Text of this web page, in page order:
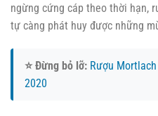
ngừng cứng cáp theo thời hạn,
tự càng phát huy được những
⭐ Đừng bỏ lỡ: Rượu
2020